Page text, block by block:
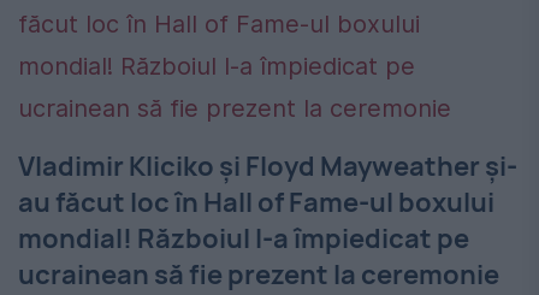
Vladimir Kliciko şi Floyd Mayweather şi-
au făcut loc în Hall of Fame-ul boxului
mondial! Războiul l-a împiedicat pe
ucrainean să fie prezent la ceremonie